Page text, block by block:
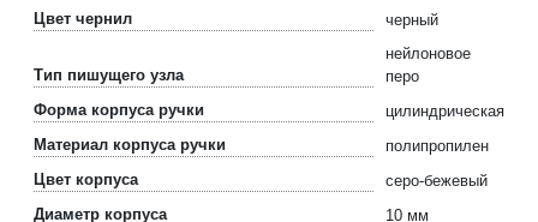
Цвет чернил
черный
Тип пишущего узла
нейлоновое
перо
Форма корпуса ручки
цилиндрическая
Материал корпуса ручки
полипропилен
Цвет корпуса
серо-бежевый
Диаметр корпуса
10 мм